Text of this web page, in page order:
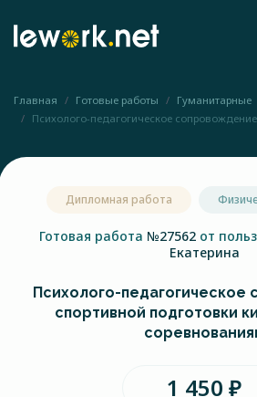
Главная Готовые работы Гуманитарные
Психолого-педагогическое
Дипломная работа
Готовая работа №27562 от
Екатерина
Психолого-педагогическое
спортивной подготовки
1 450 ₽